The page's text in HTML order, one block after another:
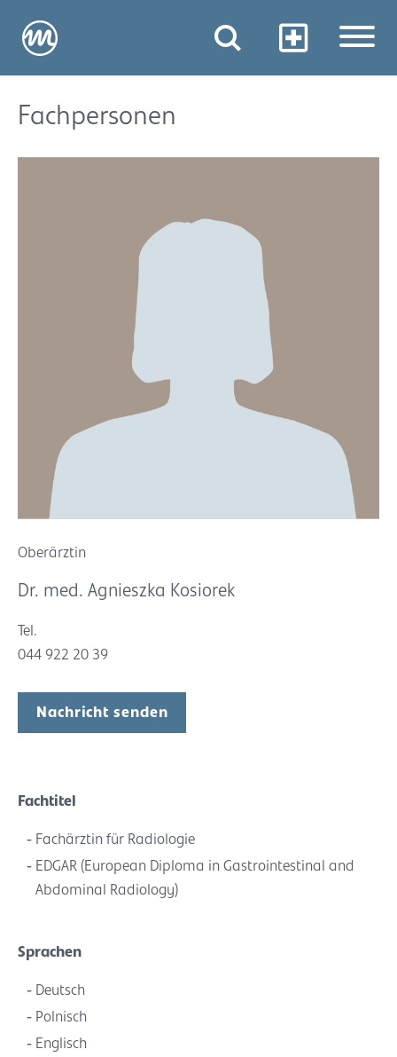
Fachpersonen
Oberärztin
Dr. med. Agnieszka Kosiorek
Tel.
044 922 20 39
Nachricht senden
Fachtitel
Fachärztin für Radiologie
EDGAR (European Diploma in Gastrointestinal and
Abdominal Radiology)
Sprachen
Deutsch
Polnisch
Englisch